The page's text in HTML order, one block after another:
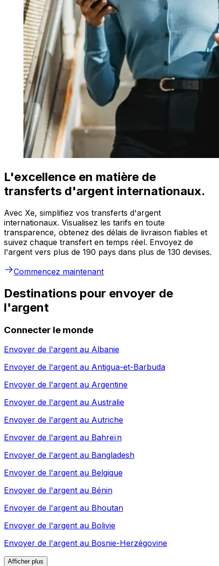
L'excellence en matière de
transferts d'argent internationaux.
Avec Xe, simplifiez vos transferts d'argent
internationaux. Visualisez les tarifs en toute
transparence, obtenez des délais de livraison fiables et
suivez chaque transfert en temps réel. Envoyez de
l'argent vers plus de 190 pays dans plus de 130 devises.
Commencez maintenant
Destinations pour envoyer de
l'argent
Connecter le monde
Envoyer de l'argent au Albanie
Envoyer de l'argent au Antigua-et-Barbuda
Envoyer de l'argent au Argentine
Envoyer de l'argent au Australie
Envoyer de l'argent au Autriche
Envoyer de l'argent au Bahreïn
Envoyer de l'argent au Bangladesh
Envoyer de l'argent au Belgique
Envoyer de l'argent au Bénin
Envoyer de l'argent au Bhoutan
Envoyer de l'argent au Bolivie
Envoyer de l'argent au Bosnie-Herzégovine
Afficher plus